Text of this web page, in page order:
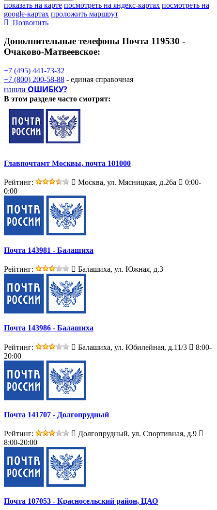
показать на карте посмотреть на яндекс-картах посмотреть на
google-картах проложить маршрут
Позвонить
Дополнительные телефоны Почта 119530 -
Очаково-Матвеевское:
+7 (495) 441-73-32
+7 (800) 200-58-88 - единая справочная
нашли ОШИБКУ?
В этом разделе часто смотрят:
Главпочтамт Москвы, почта 101000
Рейтинг: Москва, ул. Мясницкая, д.26а
0:00-
0:00
Почта 143981 - Балашиха
Рейтинг: Балашиха, ул. Южная, д.3
Почта 143986 - Балашиха
Рейтинг: Балашиха, ул. Юбилейная, д.11/3
8:00-
20:00
Почта 141707 - Долгопрудный
Рейтинг:
Долгопрудный, ул. Спортивная, д.9
8:00-20:00
Почта 107053 - Красносельский район, ЦАО